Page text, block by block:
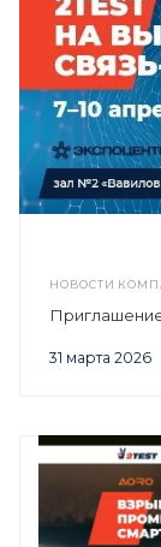
НОВОСТИ
31 марта 2026
Приглашение